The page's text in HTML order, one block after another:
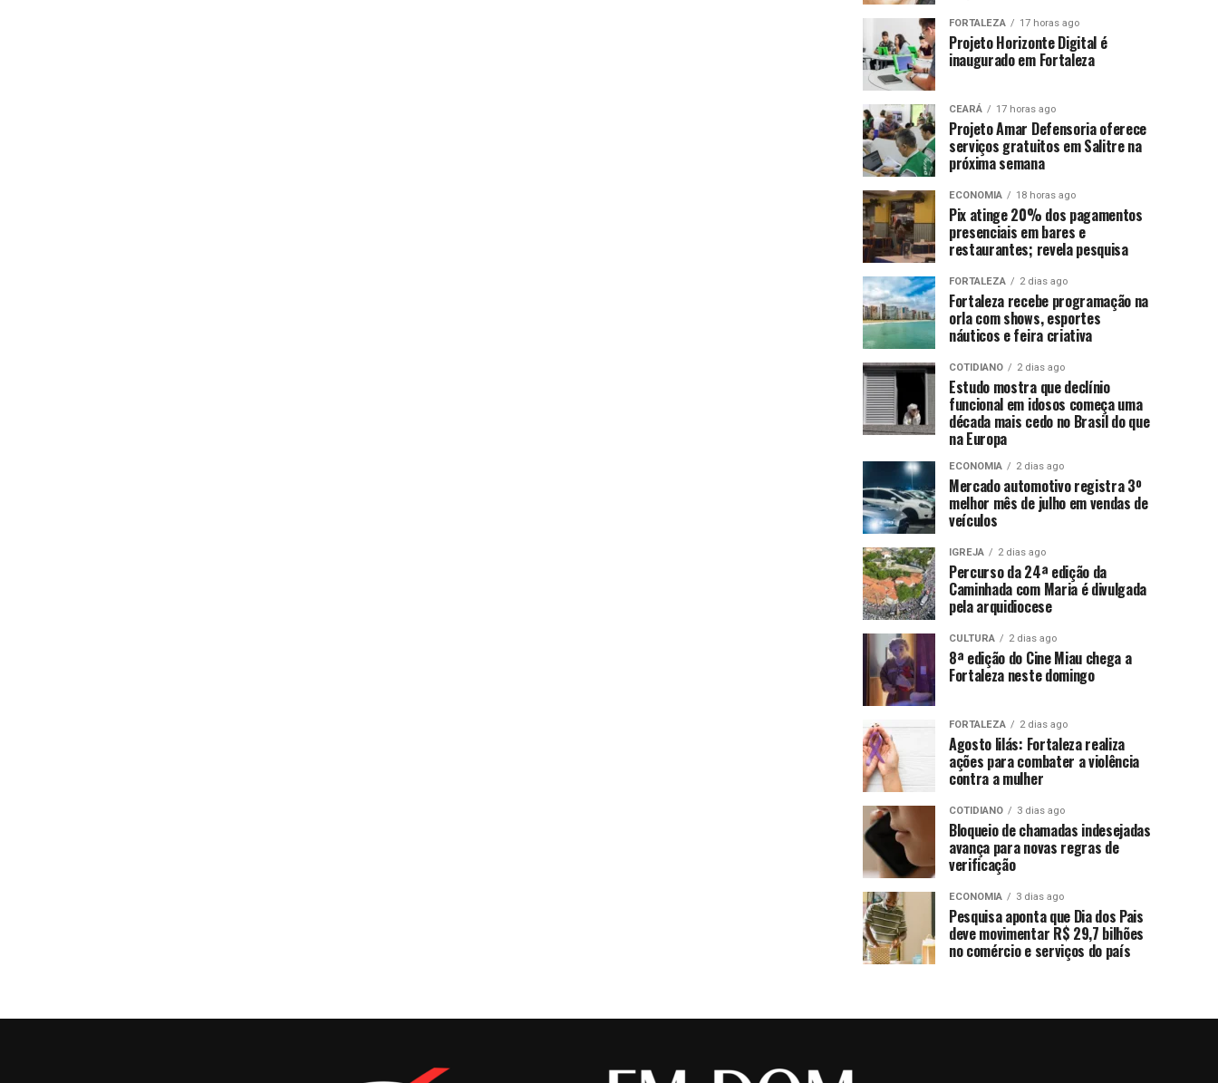
FORTALEZA 17 horas ago
Projeto Horizonte Digital é
inaugurado em Fortaleza
CEARÁ 17 horas ago
Projeto Amar Defensoria oferece
serviços gratuitos em Salitre na
próxima semana
ECONOMIA 18 horas ago
Pix atinge 20% dos pagamentos
presenciais em bares e
restaurantes; revela pesquisa
FORTALEZA 2 dias ago
Fortaleza recebe programação na
orla com shows, esportes
náuticos e feira criativa
COTIDIANO 2 dias ago
Estudo mostra que declínio
funcional em idosos começa uma
década mais cedo no Brasil do que
na Europa
ECONOMIA 2 dias ago
Mercado automotivo registra 3º
melhor mês de julho em vendas de
veículos
IGREJA 2 dias ago
Percurso da 24ª edição da
Caminhada com Maria é divulgada
pela arquidiocese
CULTURA 2 dias ago
8ª edição do Cine Miau chega a
Fortaleza neste domingo
FORTALEZA 2 dias ago
Agosto lilás: Fortaleza realiza
ações para combater a violência
contra a mulher
COTIDIANO 3 dias ago
Bloqueio de chamadas indesejadas
avança para novas regras de
verificação
ECONOMIA 3 dias ago
Pesquisa aponta que Dia dos Pais
deve movimentar R$ 29,7 bilhões
no comércio e serviços do país